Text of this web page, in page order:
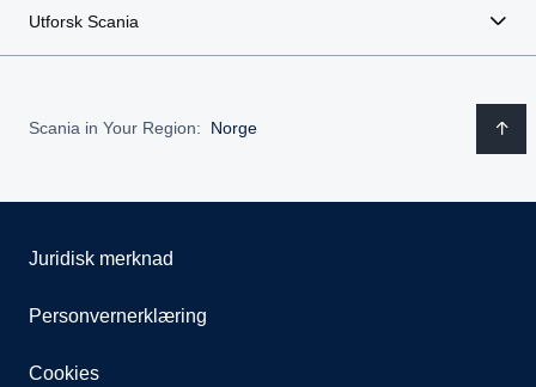
Utforsk Scania
Scania in Your Region: Norge
Juridisk merknad
Personvernerklæring
Cookies